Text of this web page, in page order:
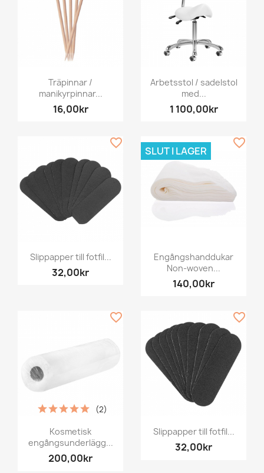
Träpinnar /
manikyrpinnar...
16,00kr
Arbetsstol / sadelstol
med...
1 100,00kr
Slippapper till fotfil...
32,00kr
favorite_border
Engångshanddukar
Non-woven...
140,00kr
SLUT I LAGER
favorite_border
Kosmetisk
engångsunderlägg...
200,00kr
(2)
favorite_border
Slippapper till fotfil...
32,00kr
favorite_border